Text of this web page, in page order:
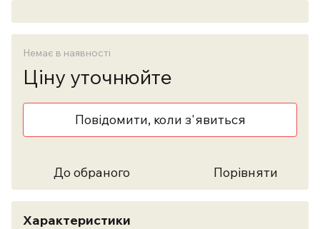
Немає в наявності
Ціну уточнюйте
Повідомити, коли з'явиться
До обраного Порівняти
Характеристики